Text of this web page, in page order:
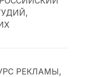
РЕКЛАМЫ,